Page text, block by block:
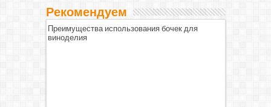
Рекомендуем
Преимущества использования бочек для
виноделия